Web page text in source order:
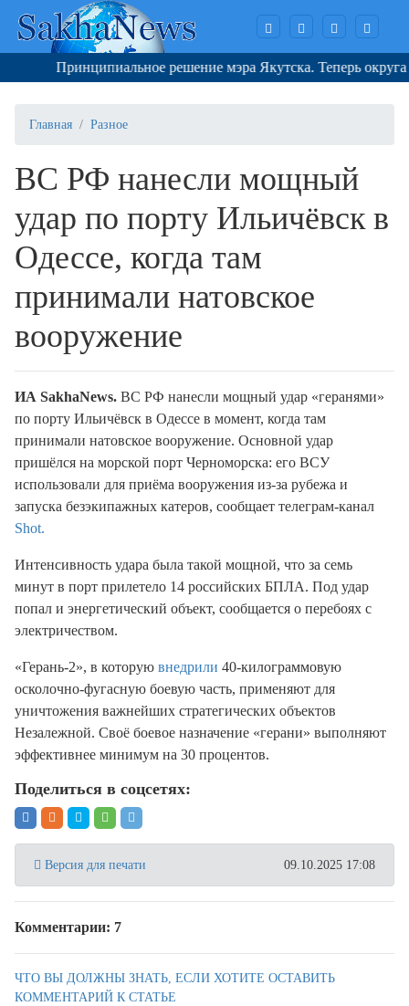
Принципиальное решение мэра Якутска. Теперь округа
Главная Разное
ВС РФ нанесли мощный
удар по порту Ильичёвск в
Одессе, когда там
принимали натовское
вооружение
ИА SakhaNews. ВС РФ нанесли мощный удар «геранями»
по порту Ильичёвск в Одессе в момент, когда там
принимали натовское вооружение. Основной удар
пришёлся на морской порт Черноморска: его ВСУ
использовали для приёма вооружения из-за рубежа и
запуска безэкипажных катеров, сообщает телеграм-канал
Shot.
Интенсивность удара была такой мощной, что за семь
минут в порт прилетело 14 российских БПЛА. Под удар
попал и энергетический объект, сообщается о перебоях с
электричеством.
«Герань-2», в которую внедрили 40-килограммовую
осколочно-фугасную боевую часть, применяют для
уничтожения важнейших стратегических объектов
Незалежной. Своё боевое назначение «герани» выполняют
эффективнее минимум на 30 процентов.
Поделиться в соцсетях:
Версия для печати 09.10.2025 17:08
Комментарии: 7
ЧТО ВЫ ДОЛЖНЫ ЗНАТЬ, ЕСЛИ ХОТИТЕ ОСТАВИТЬ
КОММЕНТАРИЙ К СТАТЬЕ